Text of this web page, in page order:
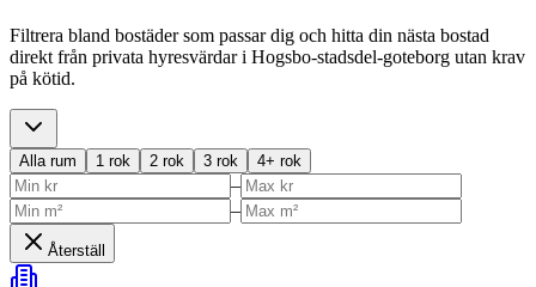
Filtrera bland bostäder som passar dig och hitta din nästa bostad
direkt från privata hyresvärdar i Hogsbo-stadsdel-goteborg utan krav
på kötid.
Alla rum 1 rok 2 rok 3 rok 4+ rok
–
–
Återställ